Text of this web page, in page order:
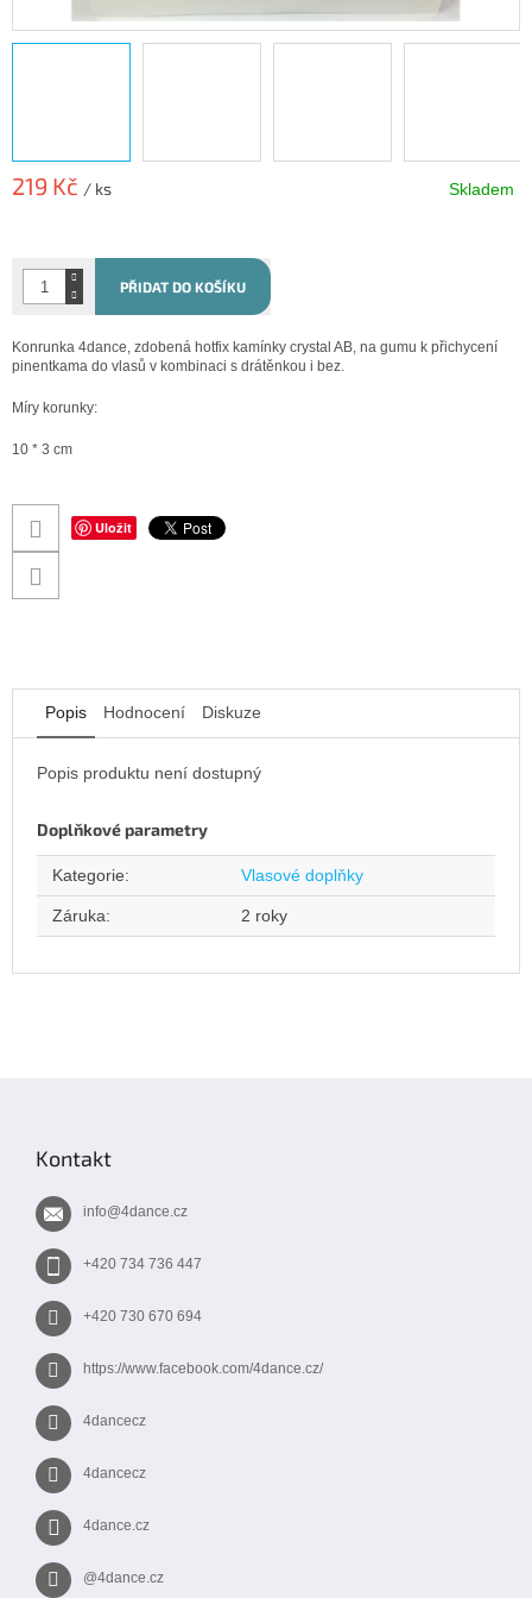
219 Kč / ks
Skladem
PŘIDAT DO KOŠÍKU
Konrunka 4dance, zdobená hotfix kamínky crystal AB, na gumu k přichycení
pinentkama do vlasů v kombinaci s drátěnkou i bez.
Míry korunky:
10 * 3 cm
Uložit
Popis Hodnocení Diskuze
Popis produktu není dostupný
Doplňkové parametry
Kategorie: Vlasové doplňky
Záruka: 2 roky
Kontakt
info@4dance.cz
+420 734 736 447
+420 730 670 694
https://www.facebook.com/4dance.cz/
4dancecz
4dancecz
4dance.cz
@4dance.cz